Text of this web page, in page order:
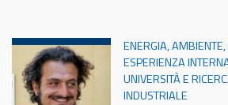
ENERGIA,
ESPERIENZA
UNIVERSITÀ E
INDUSTRIALE